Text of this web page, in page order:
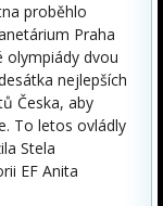
proběhlo
Praha
olympiády dvou
nejlepších
Česka, aby
To letos ovládly
Stela
EF Anita